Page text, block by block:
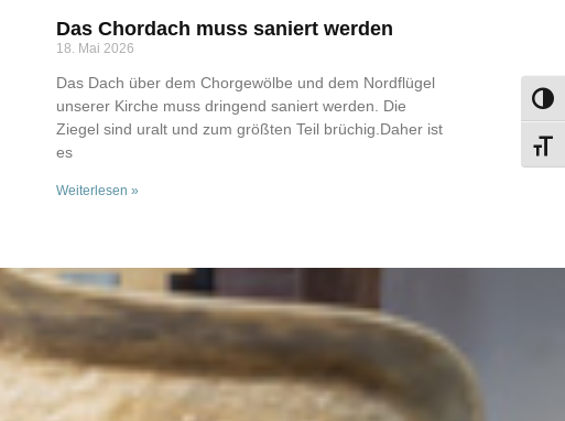
Das Chordach muss saniert werden
18. Mai 2026
Das Dach über dem Chorgewölbe und dem Nordflügel
unserer Kirche muss dringend saniert werden. Die
Ziegel sind uralt und zum größten Teil brüchig.Daher ist
es
Weiterlesen »